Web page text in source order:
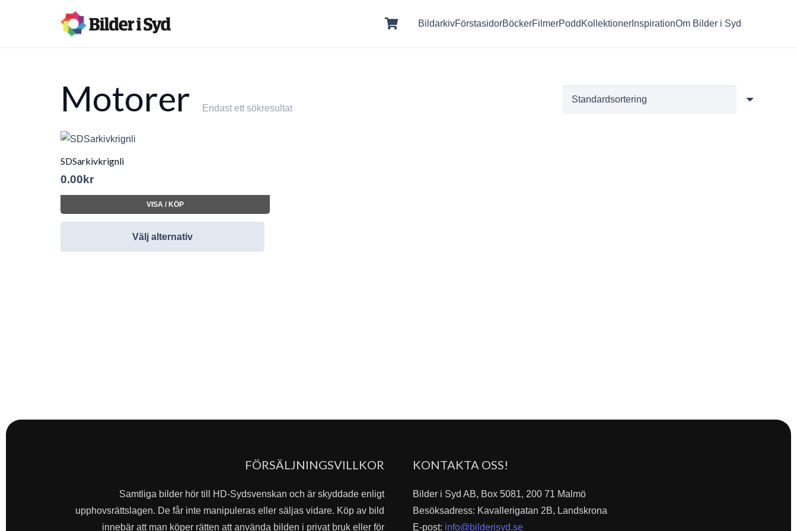
BildarkivFörstasidorBöckerFilmerPodd Kollektioner InspirationOm Bilder i Syd
Motorer Endast ett sökresultat
SDSarkivkrignli
0.00 kr
VISA / KÖP
Välj alternativ
FÖRSÄLJNINGSVILLKOR
Samtliga bilder hör till HD-Sydsvenskan och är skyddade enligt
upphovsrättslagen. De får inte manipuleras eller säljas vidare. Köp av bild
innebär att man köper rätten att använda bilden i privat bruk eller för
KONTAKTA OSS!
Bilder i Syd AB, Box 5081, 200 71 Malmö
Besöksadress: Kavallerigatan 2B, Landskrona
E-post: info@bilderisyd.se